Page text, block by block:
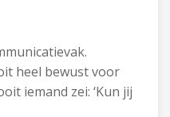
heel bewust voor
iemand zei: ‘Kun jij